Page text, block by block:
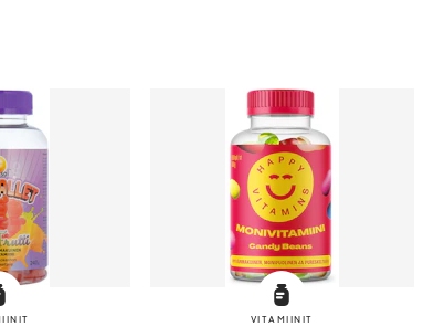
VITAMIINIT